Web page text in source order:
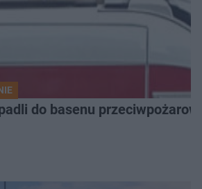
do basenu